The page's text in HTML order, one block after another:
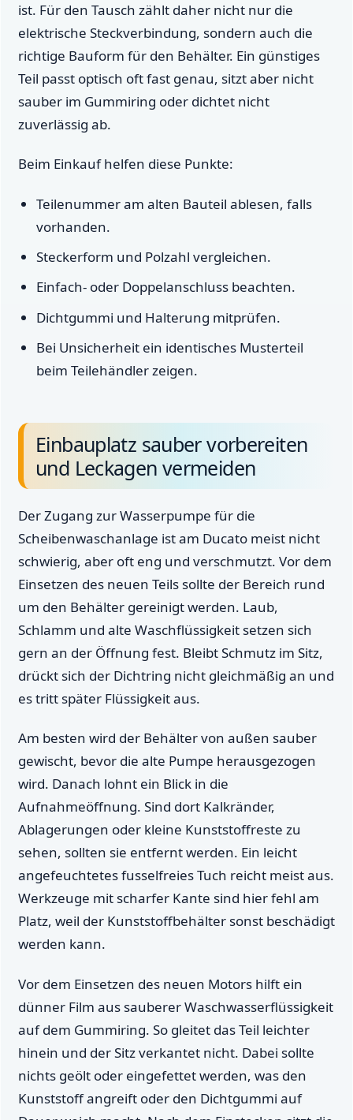
ist. Für den Tausch zählt daher nicht nur die
elektrische Steckverbindung, sondern auch die
richtige Bauform für den Behälter. Ein günstiges
Teil passt optisch oft fast genau, sitzt aber nicht
sauber im Gummiring oder dichtet nicht
zuverlässig ab.
Beim Einkauf helfen diese Punkte:
Teilenummer am alten Bauteil ablesen, falls
vorhanden.
Steckerform und Polzahl vergleichen.
Einfach- oder Doppelanschluss beachten.
Dichtgummi und Halterung mitprüfen.
Bei Unsicherheit ein identisches Musterteil
beim Teilehändler zeigen.
Einbauplatz sauber vorbereiten
und Leckagen vermeiden
Der Zugang zur Wasserpumpe für die
Scheibenwaschanlage ist am Ducato meist nicht
schwierig, aber oft eng und verschmutzt. Vor dem
Einsetzen des neuen Teils sollte der Bereich rund
um den Behälter gereinigt werden. Laub,
Schlamm und alte Waschflüssigkeit setzen sich
gern an der Öffnung fest. Bleibt Schmutz im Sitz,
drückt sich der Dichtring nicht gleichmäßig an und
es tritt später Flüssigkeit aus.
Am besten wird der Behälter von außen sauber
gewischt, bevor die alte Pumpe herausgezogen
wird. Danach lohnt ein Blick in die
Aufnahmeöffnung. Sind dort Kalkränder,
Ablagerungen oder kleine Kunststoffreste zu
sehen, sollten sie entfernt werden. Ein leicht
angefeuchtetes fusselfreies Tuch reicht meist aus.
Werkzeuge mit scharfer Kante sind hier fehl am
Platz, weil der Kunststoffbehälter sonst beschädigt
werden kann.
Vor dem Einsetzen des neuen Motors hilft ein
dünner Film aus sauberer Waschwasserflüssigkeit
auf dem Gummiring. So gleitet das Teil leichter
hinein und der Sitz verkantet nicht. Dabei sollte
nichts geölt oder eingefettet werden, was den
Kunststoff angreift oder den Dichtgummi auf